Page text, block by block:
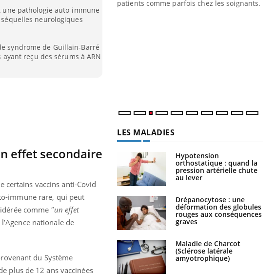
une pathologie auto-immune
neurologiques
syndrome de Guillain-Barré
reçu des sérums à ARN
effet secondaire
certains vaccins anti-Covid
immune rare, qui peut
comme "un effet
nationale de
du Système
plus de 12 ans vaccinées
patients comme parfois chez les soignants.
LES MALADIES
Hypotension
orthostatique : quand la
pression artérielle chute
au lever
Drépanocytose : une
déformation des globules
rouges aux conséquences
graves
Maladie de Charcot
(Sclérose latérale
amyotrophique)